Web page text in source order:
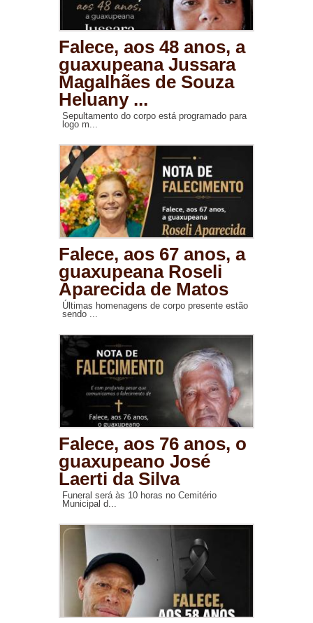
Falece, aos 48 anos, a
guaxupeana Jussara
Magalhães de Souza
Heluany ...
Sepultamento do corpo está programado para
logo m...
Falece, aos 67 anos, a
guaxupeana Roseli
Aparecida de Matos
Últimas homenagens de corpo presente estão
sendo ...
Falece, aos 76 anos, o
guaxupeano José
Laerti da Silva
Funeral será às 10 horas no Cemitério
Municipal d...